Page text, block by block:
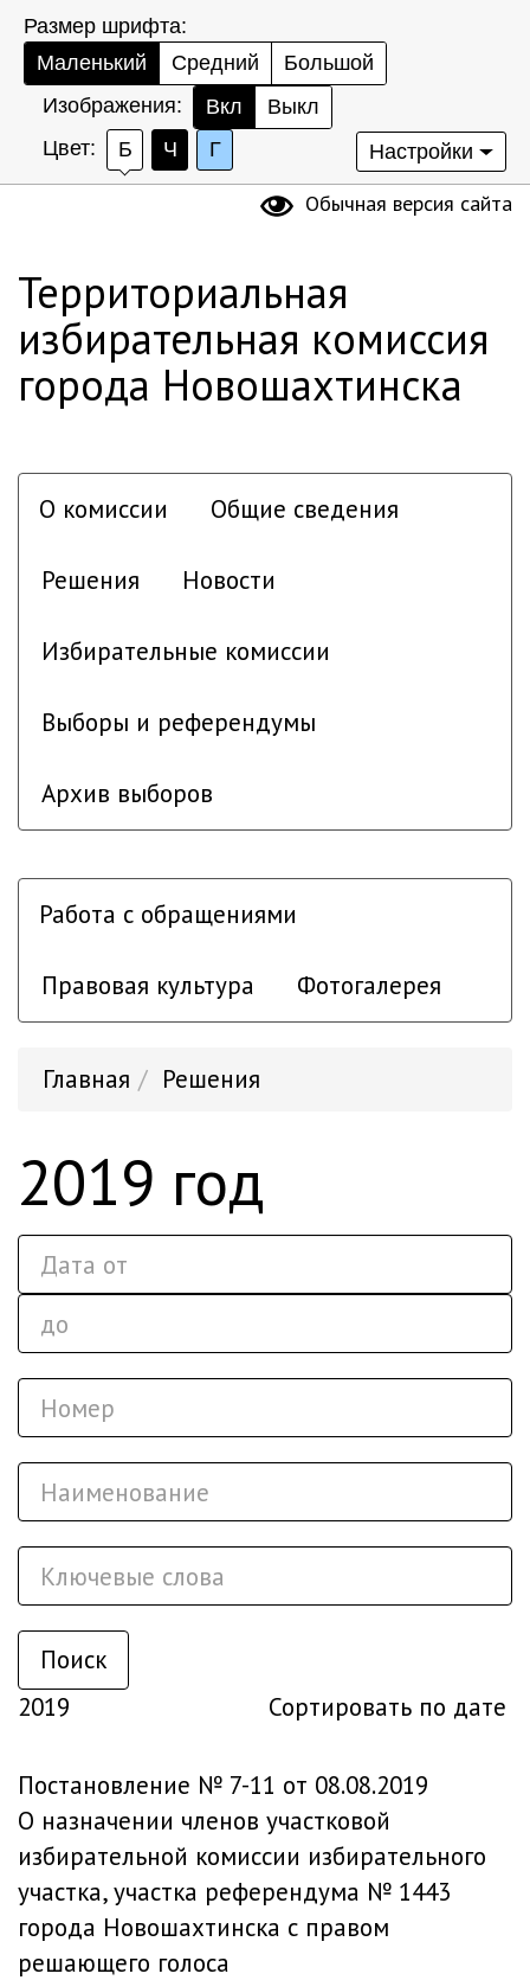
Размер шрифта:
Маленький
Средний
Большой
Изображения:
Вкл
Выкл
Цвет:
Б Ч Г Настройки
Обычная версия сайта
Территориальная
избирательная комиссия
города Новошахтинска
О комиссии Общие сведения
Решения Новости
Избирательные комиссии
Выборы и референдумы
Архив выборов
Работа с обращениями
Правовая культура Фотогалерея
Главная Решения
2019 год
Поиск
2019
Сортировать по дате
Постановление № 7-11 от 08.08.2019
О назначении членов участковой
избирательной комиссии избирательного
участка, участка референдума № 1443
города Новошахтинска с правом
решающего голоса